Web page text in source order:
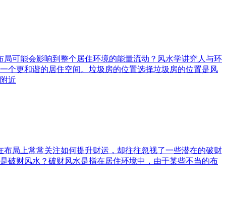
可能会影响到整个居住环境的能量流动？风水学讲究人与环
个更和谐的居住空间。垃圾房的位置选择垃圾房的位置是风
近
局上常常关注如何提升财运，却往往忽视了一些潜在的破财
破财风水？破财风水是指在居住环境中，由于某些不当的布